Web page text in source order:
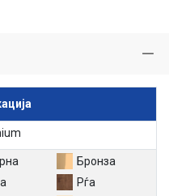
Бронза
Рѓа